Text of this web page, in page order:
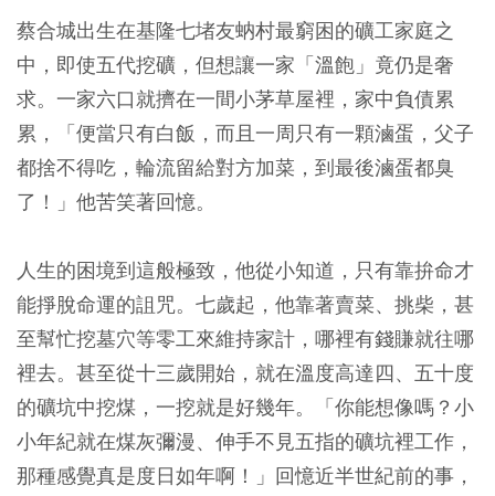
蔡合城出生在基隆七堵友蚋村最窮困的礦工家庭之
中，即使五代挖礦，但想讓一家「溫飽」竟仍是奢
求。一家六口就擠在一間小茅草屋裡，家中負債累
累，「便當只有白飯，而且一周只有一顆滷蛋，父子
都捨不得吃，輪流留給對方加菜，到最後滷蛋都臭
了！」他苦笑著回憶。
人生的困境到這般極致，他從小知道，只有靠拚命才
能掙脫命運的詛咒。七歲起，他靠著賣菜、挑柴，甚
至幫忙挖墓穴等零工來維持家計，哪裡有錢賺就往哪
裡去。甚至從十三歲開始，就在溫度高達四、五十度
的礦坑中挖煤，一挖就是好幾年。「你能想像嗎？小
小年紀就在煤灰彌漫、伸手不見五指的礦坑裡工作，
那種感覺真是度日如年啊！」回憶近半世紀前的事，